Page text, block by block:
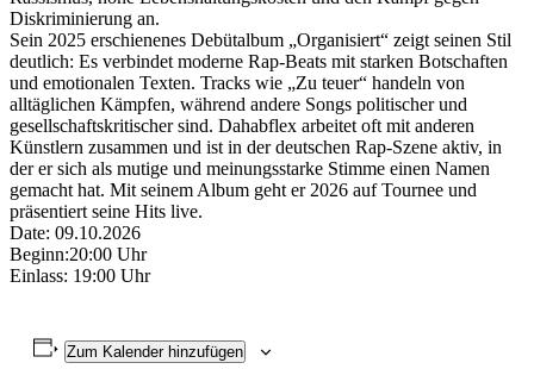
Diskriminierung an.
Sein 2025 erschienenes Debütalbum „Organisiert“ zeigt seinen Stil
deutlich: Es verbindet moderne Rap-Beats mit starken Botschaften
und emotionalen Texten. Tracks wie „Zu teuer“ handeln von
alltäglichen Kämpfen, während andere Songs politischer und
gesellschaftskritischer sind. Dahabflex arbeitet oft mit anderen
Künstlern zusammen und ist in der deutschen Rap-Szene aktiv, in
der er sich als mutige und meinungsstarke Stimme einen Namen
gemacht hat. Mit seinem Album geht er 2026 auf Tournee und
präsentiert seine Hits live.
Date: 09.10.2026
Beginn:20:00 Uhr
Einlass: 19:00 Uhr
Zum Kalender hinzufügen